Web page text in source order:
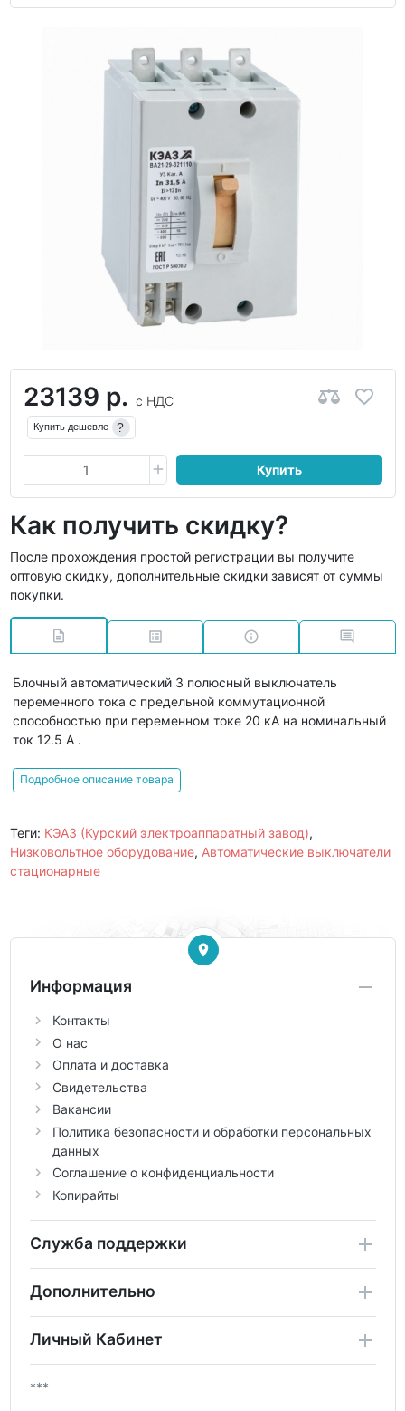
23139 р. с НДС
Купить дешевле ?
Купить
Как получить скидку?
После прохождения простой регистрации вы получите
оптовую скидку, дополнительные скидки зависят от суммы
покупки.
Блочный автоматический 3 полюсный выключатель
переменного тока с предельной коммутационной
способностью при переменном токе 20 кА на номинальный
ток 12.5 А .
Подробное описание товара
Теги: КЭАЗ (Курский электроаппаратный завод),
Низковольтное оборудование, Автоматические выключатели
стационарные
Информация
Контакты
О нас
Оплата и доставка
Свидетельства
Вакансии
Политика безопасности и обработки персональных
данных
Соглашение о конфиденциальности
Копирайты
Служба поддержки
Дополнительно
Личный Кабинет
***